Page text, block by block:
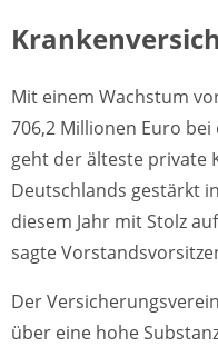
Mit einem Wachstum
706,2 Millionen Euro
geht der älteste private
Deutschlands gestärkt
diesem Jahr mit Stolz
sagte
Der
über eine hohe